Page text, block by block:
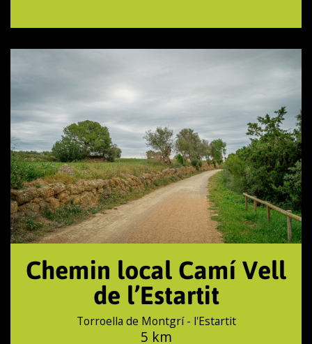
Chemin local Camí Vell
de l’Estartit
Torroella de Montgrí - l'Estartit
5 km